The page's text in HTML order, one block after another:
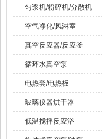
匀浆机/粉碎机/分散机
空气净化/风淋室
真空反应器/反应釜
循环水真空泵
电热套/电热板
玻璃仪器烘干器
低温搅拌反应浴